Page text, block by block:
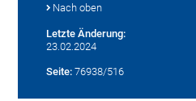
Nach oben
Letzte Änderung:
23.02.2024
Seite: 76938/516